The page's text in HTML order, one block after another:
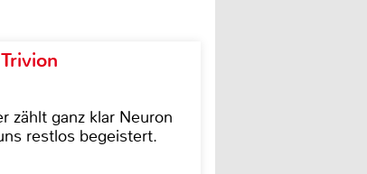
zählt ganz klar Neuron
restlos begeistert.